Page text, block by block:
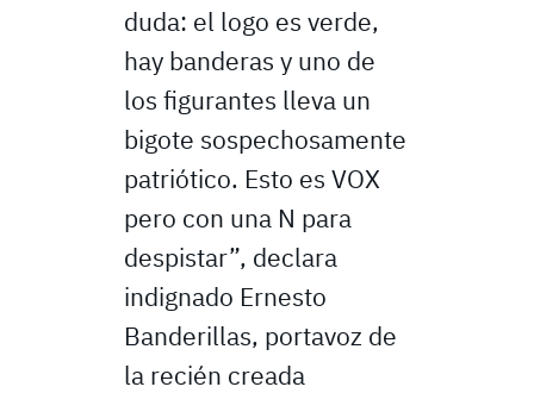
duda: el logo es verde,
hay banderas y uno de
los figurantes lleva un
bigote sospechosamente
patriótico. Esto es VOX
pero con una N para
despistar”, declara
indignado Ernesto
Banderillas, portavoz de
la recién creada